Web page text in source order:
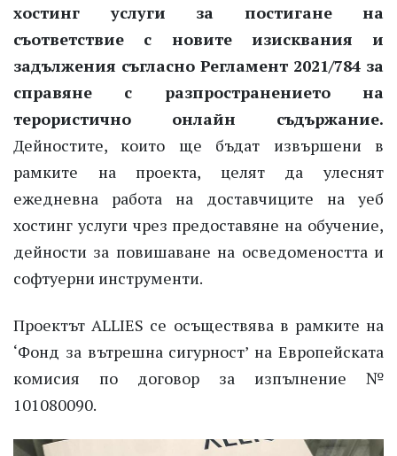
хостинг услуги за постигане на
съответствие с новите изисквания и
задължения съгласно Регламент 2021/784 за
справяне с разпространението на
терористичнo онлайн съдържание.
Дейностите, които ще бъдат извършени в
рамките на проекта, целят да улеснят
ежедневна работа на доставчиците на уеб
хостинг услуги чрез предоставяне на обучение,
дейности за повишаване на осведомеността и
софтуерни инструменти.
Проектът ALLIES се осъществява в рамките на
‘Фонд за вътрешна сигурност’ на Европейската
комисия по договор за изпълнение №
101080090.